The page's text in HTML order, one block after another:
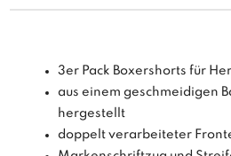
3er Pack Boxershorts für
aus einem geschmeidigen
hergestellt
doppelt verarbeiteter